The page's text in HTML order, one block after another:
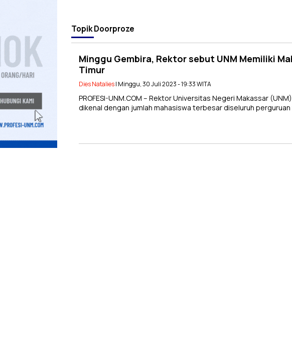
TopikDoorproze
Minggu Gembira, Rektor sebut UNM Memiliki
Timur
Dies Natalies| Minggu, 30 Juli 2023 - 19:33 WITA
PROFESI-UNM.COM – Rektor Universitas Negeri Makassar
dikenal dengan jumlah mahasiswa terbesar diseluruh